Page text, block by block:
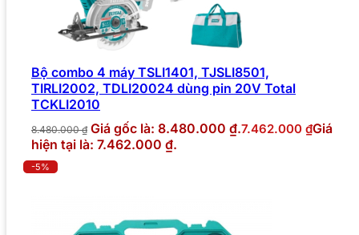
Bộ combo 4 máy TSLI1401, TJSLI8501,
TIRLI2002, TDLI20024 dùng pin 20V Total
TCKLI2010
8.480.000₫ Giá gốc là: 8.480.000 ₫.7.462.000 ₫Giá
hiện tại là: 7.462.000 ₫.
-5%